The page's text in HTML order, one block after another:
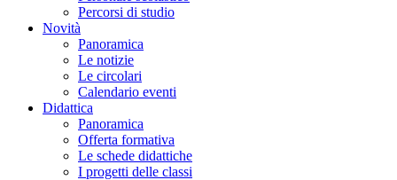
Percorsi di studio
Novità
Panoramica
Le notizie
Le circolari
Calendario eventi
Didattica
Panoramica
Offerta formativa
Le schede didattiche
I progetti delle classi